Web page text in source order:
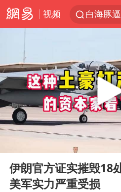
视频
白海豚
白海豚5
王艺迪
杭州部
2025年
武契奇
Play
伊朗官方证实摧毁18
美军实力严重受损